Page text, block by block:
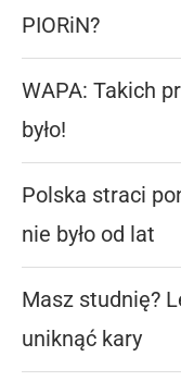
PIORiN?
WAPA: Takich
było!
Polska straci
nie było od lat
Masz studnię?
uniknąć kary